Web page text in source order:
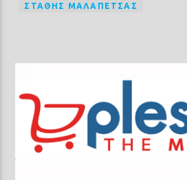
ΣΤΆΘΗΣ ΜΑΛΑΠΈΤΣΑΣ